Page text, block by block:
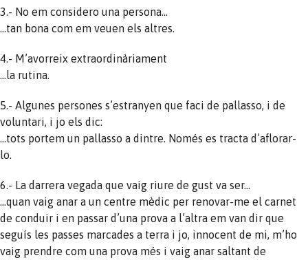
3.- No em considero una persona…
…tan bona com em veuen els altres.
4.- M’avorreix extraordinàriament
…la rutina.
5.- Algunes persones s’estranyen que faci de pallasso, i de
voluntari, i jo els dic:
…tots portem un pallasso a dintre. Només es tracta d’aflorar-
lo.
6.- La darrera vegada que vaig riure de gust va ser…
…quan vaig anar a un centre mèdic per renovar-me el carnet
de conduir i en passar d’una prova a l’altra em van dir que
seguís les passes marcades a terra i jo, innocent de mi, m’ho
vaig prendre com una prova més i vaig anar saltant de